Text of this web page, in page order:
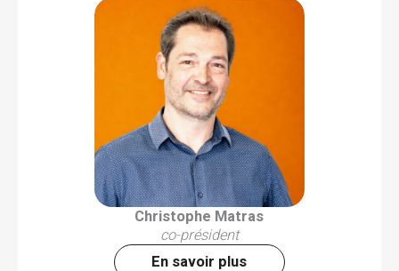
Christophe Matras
co-président
En savoir plus